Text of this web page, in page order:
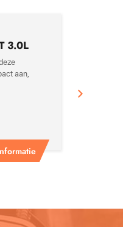
3.0L
aan,